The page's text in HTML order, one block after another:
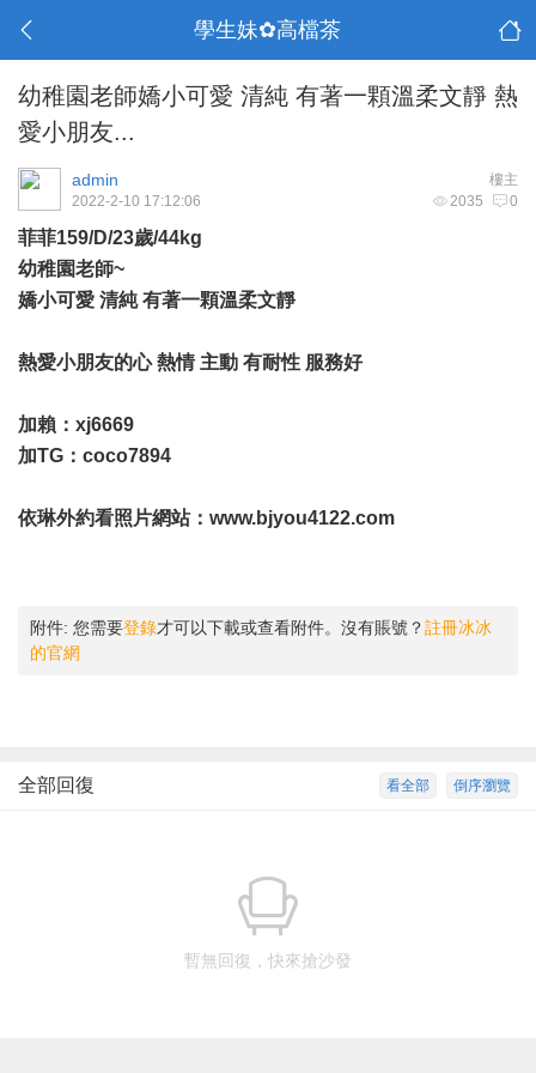
學生妹✿高檔茶
幼稚園老師嬌小可愛 清純 有著一顆溫柔文靜 熱
愛小朋友...
樓主
admin
2035 0
2022-2-10 17:12:06
菲菲159/D/23歲/44kg
幼稚園老師~
嬌小可愛 清純 有著一顆溫柔文靜
熱愛小朋友的心 熱情 主動 有耐性 服務好
加賴：xj6669
加TG：coco7894
依琳外約看照片網站： www.bjyou4122.com
附件: 您需要登錄才可以下載或查看附件。沒有賬號？註冊冰冰
的官網
倒序瀏覽
看全部
全部回復
暫無回復，快來搶沙發